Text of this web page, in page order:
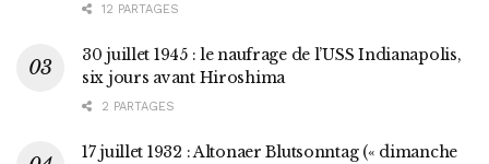
12 PARTAGES
30 juillet 1945 : le naufrage de l’USS Indianapolis,
six jours avant Hiroshima
2 PARTAGES
17 juillet 1932 : Altonaer Blutsonntag (« dimanche